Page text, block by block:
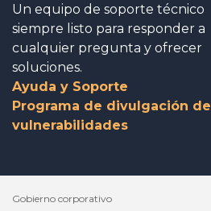
Un equipo de soporte técnico
siempre listo para responder a
cualquier pregunta y ofrecer
soluciones.
Ayuda y Soporte
Programa de divulgación de
vulnerabilidades
Gobierno corporativo